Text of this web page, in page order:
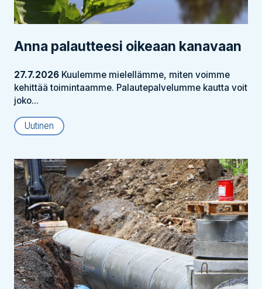
Anna palautteesi oikeaan kanavaan
27.7.2026 Kuulemme mielellämme, miten voimme
kehittää toimintaamme. Palautepalvelumme kautta voit
joko...
Uutinen